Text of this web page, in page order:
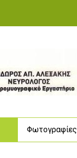
Φωτογραφίες